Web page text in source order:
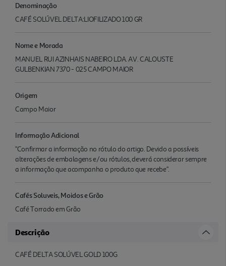
Denominação
CAFÉ SOLÚVEL DELTA:LIOFILIZADO 100 GR
Nome e Morada
MANUEL RUI AZINHAIS NABEIRO LDA. AV. CALOUSTE
GULBENKIAN 7370 - 025 CAMPO MAIOR
Origem
Campo Maior
Informação Adicional
"Confirmar a informação no rótulo do artigo. Devido a possíveis
alterações de embalagens e/ou rótulos, deverá considerar sempre
a informação que acompanha o produto que recebe".
Cafés Soluveis, Moidos e Grão
Café Torrado em Grão
Descrição
CAFÉ DELTA SOLÚVEL GOLD 100G